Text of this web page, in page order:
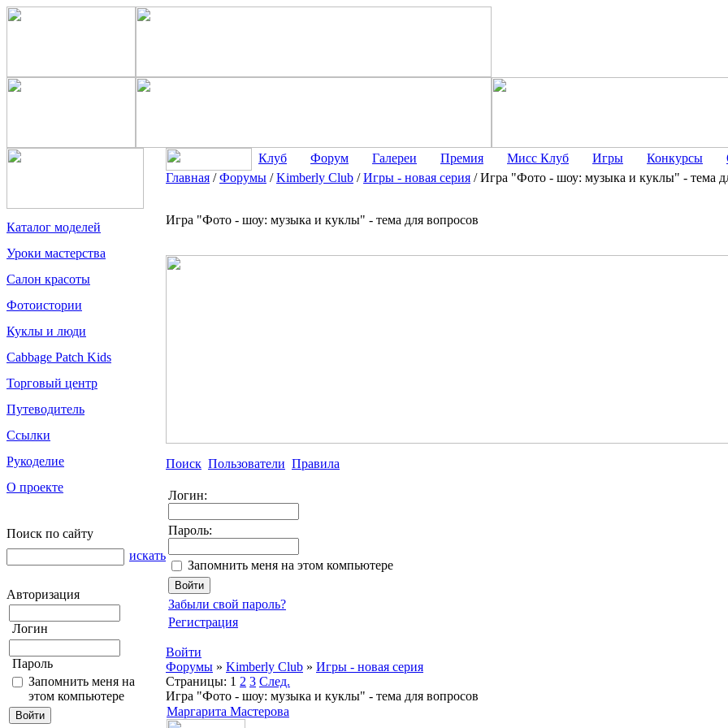
Каталог моделей
Уроки мастерства
Салон красоты
Фотоистории
Куклы и люди
Cabbage Patch Kids
Торговый центр
Путеводитель
Ссылки
Рукоделие
О проекте
Поиск по сайту
искать
Авторизация
Логин
Пароль
Запомнить меня на
этом компьютере
Клуб Форум Галереи Премия Мисс Клуб Игры Конкурсы
Главная /Форумы /Kimberly Club /Игры - новая серия /Игра "Фото - шоу: музыка и куклы" - тема
Игра "Фото - шоу: музыка и куклы" - тема для вопросов
Поиск Пользователи Правила
Логин:
Пароль:
Запомнить меня на этом компьютере
Забыли свой пароль?
Регистрация
Войти
Форумы » Kimberly Club » Игры - новая серия
Страницы: 1 2 3 След.
Игра "Фото - шоу: музыка и куклы" - тема для вопросов
Маргарита Мастерова